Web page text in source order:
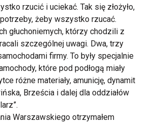
rzucić i uciekać. Tak się złożyło,
żeby wszystko rzucać.
głuchoniemych, którzy chodzili z
szczególnej uwagi. Dwa, trzy
firmy. To były specjalnie
które pod podłogą miały
różne materiały, amunicję, dynamit
Brześcia i dalej dla oddziałów
Warszawskiego otrzymałem